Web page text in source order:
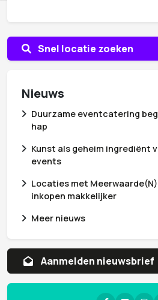
Snel locatie zoeken
Nieuws
Duurzame eventcatering
hap
Kunst als geheim ingrediënt
events
Locaties met
inkopen makkelijker
Meer nieuws
Aanvragen whitepaper